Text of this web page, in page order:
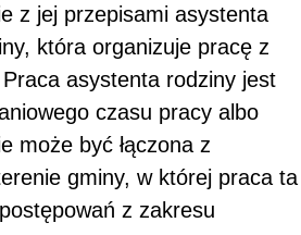
z jej przepisami asystenta
która organizuje pracę z
asystenta rodziny jest
czasu pracy albo
może być łączona z
gminy, w której praca ta
z zakresu